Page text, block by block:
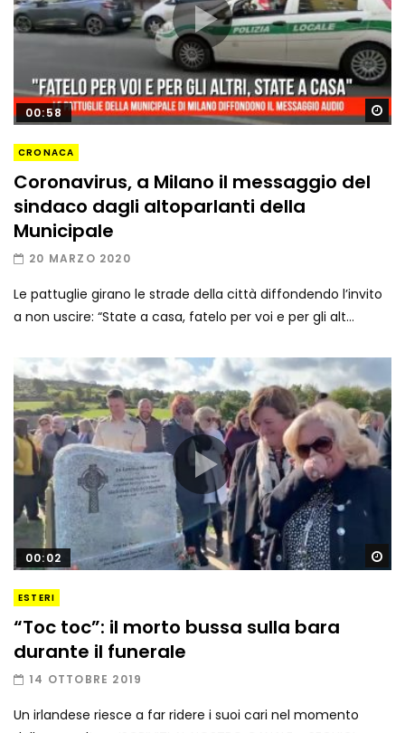
00:58
CRONACA
Coronavirus, a Milano il messaggio del
sindaco dagli altoparlanti della
Municipale
20 MARZO 2020
Le pattuglie girano le strade della città diffondendo l’invito
a non uscire: “State a casa, fatelo per voi e per gli alt...
00:02
ESTERI
“Toc toc”: il morto bussa sulla bara
durante il funerale
14 OTTOBRE 2019
Un irlandese riesce a far ridere i suoi cari nel momento